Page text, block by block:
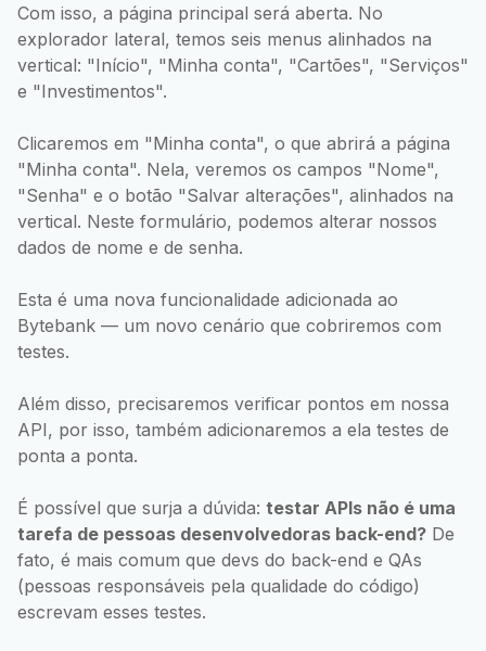
Com isso, a página principal será aberta. No
explorador lateral, temos seis menus alinhados na
vertical: "Início", "Minha conta", "Cartões", "Serviços"
e "Investimentos".
Clicaremos em "Minha conta", o que abrirá a página
"Minha conta". Nela, veremos os campos "Nome",
"Senha" e o botão "Salvar alterações", alinhados na
vertical. Neste formulário, podemos alterar nossos
dados de nome e de senha.
Esta é uma nova funcionalidade adicionada ao
Bytebank — um novo cenário que cobriremos com
testes.
Além disso, precisaremos verificar pontos em nossa
API, por isso, também adicionaremos a ela testes de
ponta a ponta.
É possível que surja a dúvida: testar APIs não é uma
tarefa de pessoas desenvolvedoras back-end? De
fato, é mais comum que devs do back-end e QAs
(pessoas responsáveis pela qualidade do código)
escrevam esses testes.